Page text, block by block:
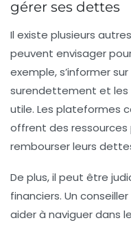
gérer ses dettes
Il existe plusieurs
peuvent envisager
exemple, s’informer
surendettement et les
utile. Les plateformes
offrent des ressources
rembourser leurs
De plus, il peut être
financiers. Un
aider à naviguer dans